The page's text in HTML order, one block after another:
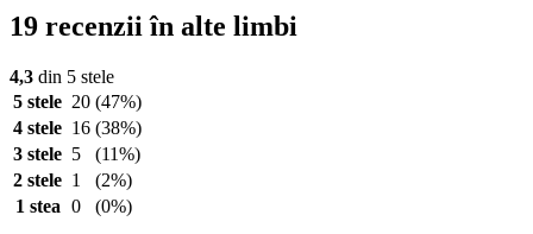
19 recenzii în alte limbi
4,3 din 5 stele
5 stele 20 (47%)
4 stele 16 (38%)
3 stele 5
(11%)
2 stele 1
(2%)
1 stea 0 (0%)